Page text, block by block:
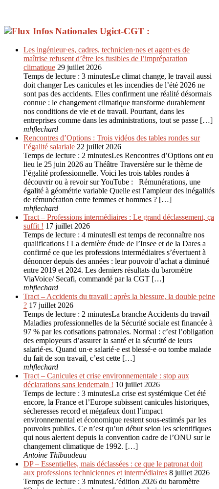
Infos Nationales Ugict-CGT :
Les ingénieur·es, cadres, technicien·nes et agent·es de
maîtrise refusent d’être les fusibles de l’impréparation
climatique 29 juillet 2026
Temps de lecture : 3 minutesLe climat change, le travail aussi
doit changer Les canicules et les incendies de l’été 2026 ne
sont pas des accidents. Elles confirment une réalité désormais
connue : le changement climatique transforme durablement
nos conditions de vie et de travail. Pourtant, dans les
entreprises comme dans les administrations, tout se passe […]
mhflechard
Rencontres d’Options : Trois vidéos des tables rondes sur
l’égalité salariale 22 juillet 2026
Temps de lecture : 2 minutesLes Rencontres d’Options ont eu
lieu le 25 juin 2026 au Théâtre Traversière sur le thème de
l’égalité professionnelle. Voici les trois tables rondes à
découvrir ou à revoir sur YouTube : Rémunérations, une
égalité à géométrie variable Quelle est l’ampleur des inégalités
de rémunération entre femmes et hommes ? […]
mhflechard
Tract – Professions intermédiaires : Le grand déclassement, ça
suffit ! 17 juillet 2026
Temps de lecture : 4 minutesIl est temps de reconnaître nos
qualifications ! La dernière étude de l’Insee et de la Dares a
confirmé ce que les professions intermédiaires s’évertuent à
dénoncer depuis des années : leur pouvoir d’achat a diminué
entre 2019 et 2024. Les derniers résultats du baromètre
ViaVoice/ Secafi, commandé par la CGT […]
mhflechard
Tract – Accidents du travail : après la blessure, la double peine
? 17 juillet 2026
Temps de lecture : 2 minutesLa branche Accidents du travail –
Maladies professionnelles de la Sécurité sociale est financée à
97 % par les cotisations patronales. Normal : c’est l’obligation
des employeurs d’assurer la santé et la sécurité de leurs
salarié·es. Quand un·e salarié·e est blessé·e ou tombe malade
du fait de son travail, c’est cette […]
mhflechard
Tract – Canicules et crise environ­nementale : stop aux
déclarations sans lendemain ! 10 juillet 2026
Temps de lecture : 3 minutesLa crise est systémique Cet été
encore, la France et l’Europe subissent canicules historiques,
sécheresses record et mégafeux dont l’impact
environnemental et économique restent sous-estimés par les
pouvoirs publics. Ce n’est qu’un début selon les scientifiques
qui nous alertent depuis la convention cadre de l’ONU sur le
changement climatique de 1992. […]
Antoine Thibaudeau
DP – Essentielles, mais déclassées : ce que le patronat doit
aux professions techniciennes et intermédiaires 8 juillet 2026
Temps de lecture : 3 minutesL’édition 2026 du baromètre